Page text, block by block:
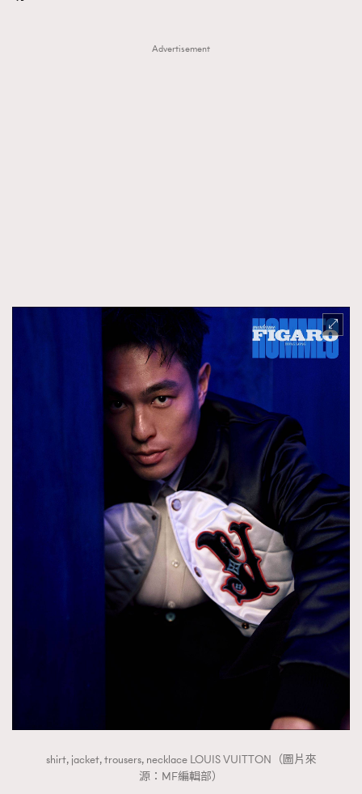
Advertisement
shirt, jacket, trousers, necklace LOUIS VUITTON（圖片來
源：MF編輯部）